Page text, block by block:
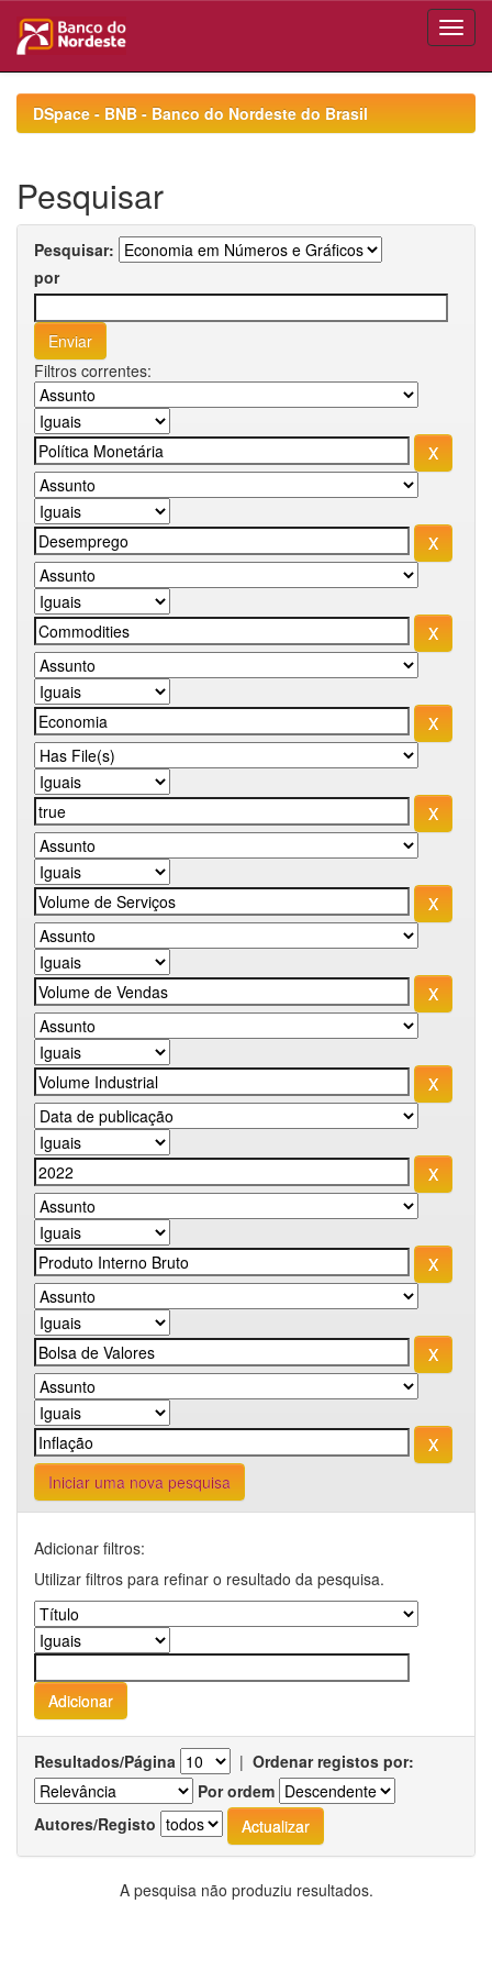
navigationDSpace - BNB - Banco do Nordeste do Brasil
Pesquisar
Pesquisar:
por
Filtros correntes:
Iniciar uma nova pesquisa
Adicionar filtros:
Utilizar filtros para refinar o resultado da pesquisa.
Resultados/Página | Ordenar registos por:
Por ordem
Autores/Registo
A pesquisa não produziu resultados.